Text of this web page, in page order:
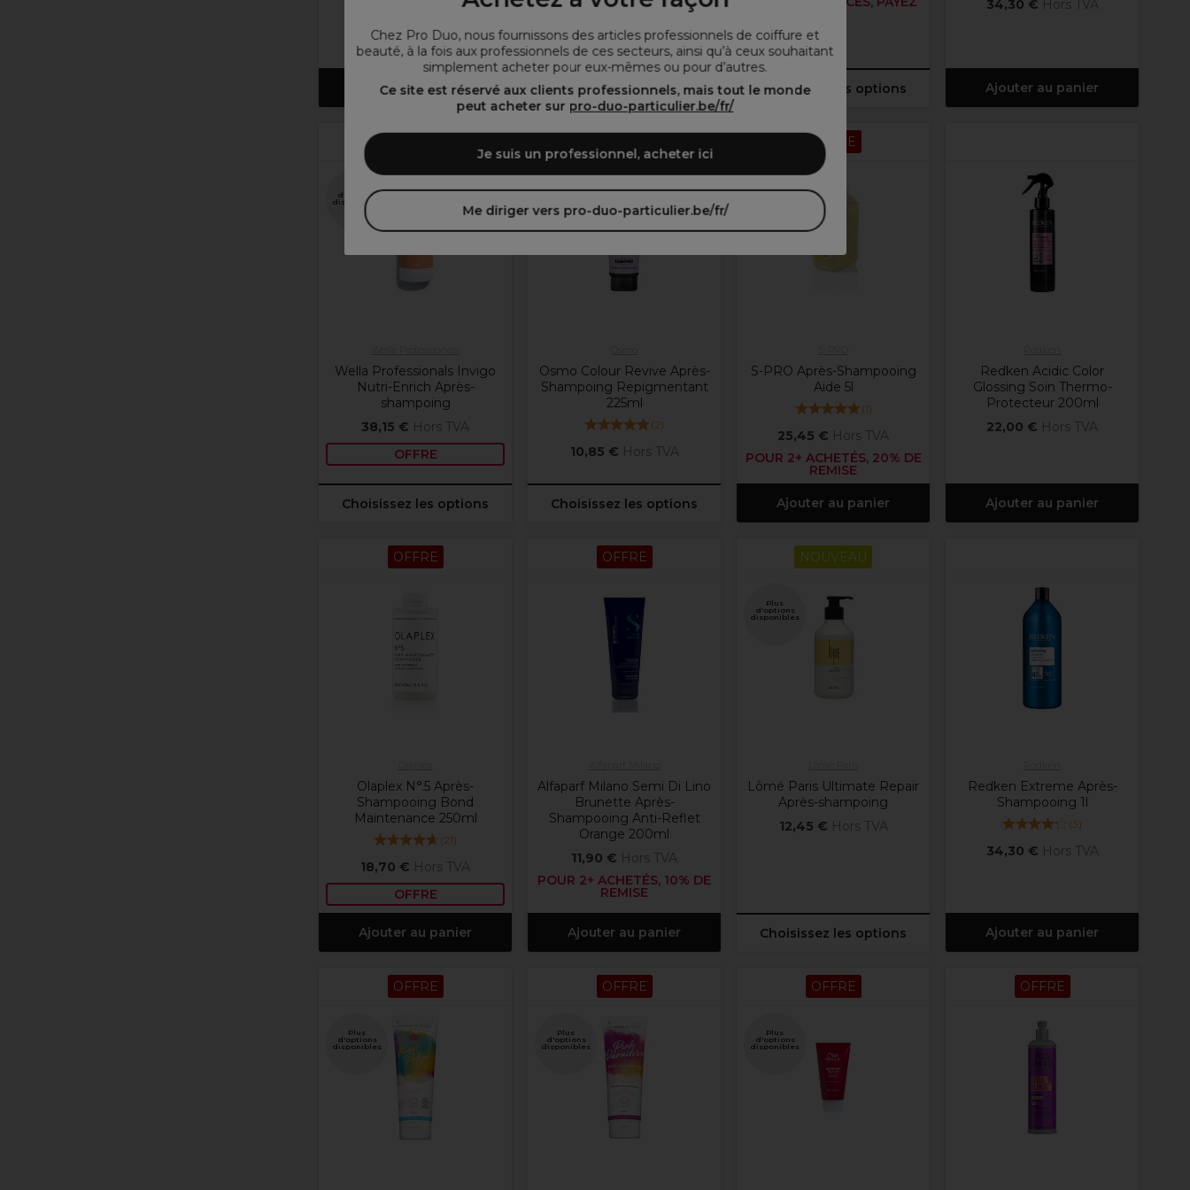
Chez Pro Duo, nous fournissons des articles professionnels de coiffure et
beauté, à la fois aux professionnels de ces secteurs, ainsi qu’à ceux souhaitant
simplement acheter pour eux-mêmes ou pour d’autres.
Ce site est réservé aux clients professionnels, mais tout le monde
peut acheter sur pro-duo-particulier.be/fr/
Je suis un professionnel, acheter ici
Me diriger vers pro-duo-particulier.be/fr/
Ajouter au panier
POUR 2+ ACHETÉS, 20% DE
REMISE
Ajouter au panier Choisissez les options
34,30 € Hors TVA
Ajouter au panier
d'options
disponibles
Wella Professionals Invigo
Nutri-Enrich Après-
shampoing
38,15 € Hors TVA
OFFRE
Choisissez les options
Plus de
Osmo Colour Revive Après-
Shampoing Repigmentant
225ml
(2)
10,85 € Hors TVA
Choisissez les options
OFFRE
S-PRO Après-Shampooing
Aide 5l
(1)
25,45 € Hors TVA
POUR 2+ ACHETÉS, 20% DE
REMISE
Ajouter au panier
Redken Acidic Color
Glossing Soin Thermo-
Protecteur 200ml
22,00 € Hors TVA
Ajouter au panier
OFFRE
Olaplex N°.5 Après-
Shampooing Bond
Maintenance 250ml
(21)
18,70 € Hors TVA
OFFRE
Ajouter au panier
OFFRE
Alfaparf Milano Semi Di Lino
Brunette Après-
Shampooing Anti-Reflet
Orange 200ml
11,90 € Hors TVA
POUR 2+ ACHETÉS, 10% DE
REMISE
Ajouter au panier
NOUVEAU
Plus
d'options
disponibles
Lômé Paris Ultimate Repair
Après-shampoing
12,45 € Hors TVA
Choisissez les options
Redken Extreme Après-
Shampooing 1l
(3)
34,30 € Hors TVA
Ajouter au panier
OFFRE
Plus
d'options
disponibles
OFFRE
Plus
d'options
disponibles
OFFRE
Plus
d'options
disponibles
OFFRE